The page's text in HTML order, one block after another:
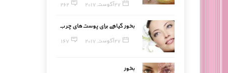
27 آگوست, 2017 262
بخور گیاهی برای پوست‌های چرب
27 آگوست, 2017 167
بخور